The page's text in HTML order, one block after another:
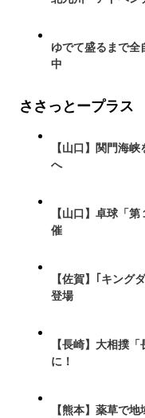
ゆでて盛るまで
中
ささっとープラス
【山口】関門海
へ
【山口】卓球「
催
【佐賀】｢キン
登場
【長崎】大相撲
に！
【熊本】薬草で